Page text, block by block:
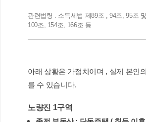
관련법령 . 소득세법 제89조 , 94조, 95조
100조, 154조, 166조 등
아래 상황은 가정치이며 , 실제 본인
를 수 있습니다.
노량진 1구역